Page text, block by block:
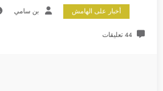
أخبار على الهامش بن سامي
44 تعليقات